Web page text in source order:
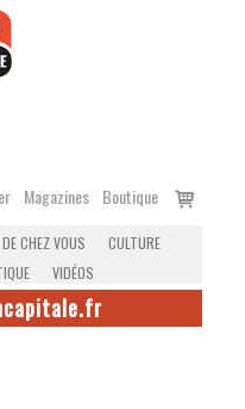
Magazines Boutique
Voir
CHEZ VOUS
CULTURE
VIDÉOS